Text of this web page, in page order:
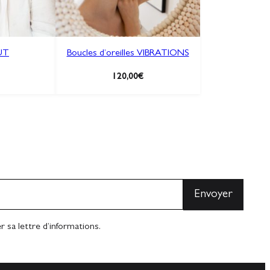
Boucles d’oreilles VIBRATIONS
120,00€
sa lettre d’informations.